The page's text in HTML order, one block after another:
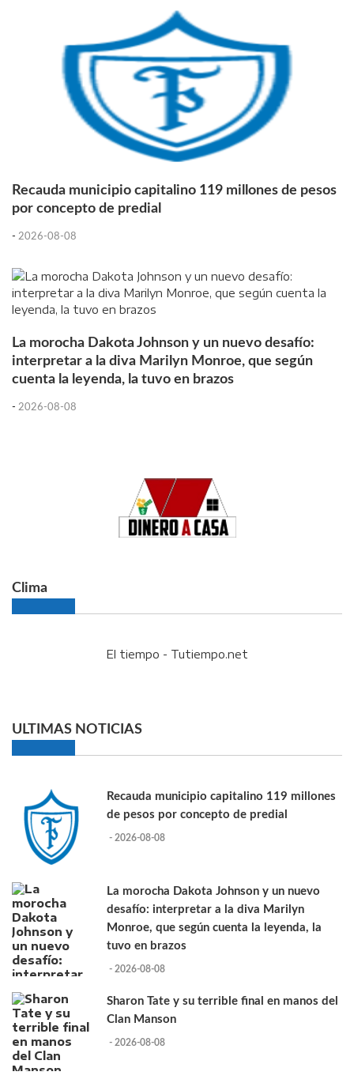
Recauda municipio capitalino 119 millones de pesos
por concepto de predial
- 2026-08-08
La morocha Dakota Johnson y un nuevo desafío:
interpretar a la diva Marilyn Monroe, que según
cuenta la leyenda, la tuvo en brazos
- 2026-08-08
Clima
El tiempo - Tutiempo.net
ULTIMAS NOTICIAS
Recauda municipio capitalino 119 millones
de pesos por concepto de predial
- 2026-08-08
La morocha Dakota Johnson y un nuevo
desafío: interpretar a la diva Marilyn
Monroe, que según cuenta la leyenda, la
tuvo en brazos
- 2026-08-08
Sharon Tate y su terrible final en manos del
Clan Manson
- 2026-08-08